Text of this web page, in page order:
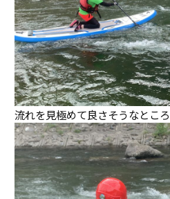
流れを見極めて良さそうなとこ